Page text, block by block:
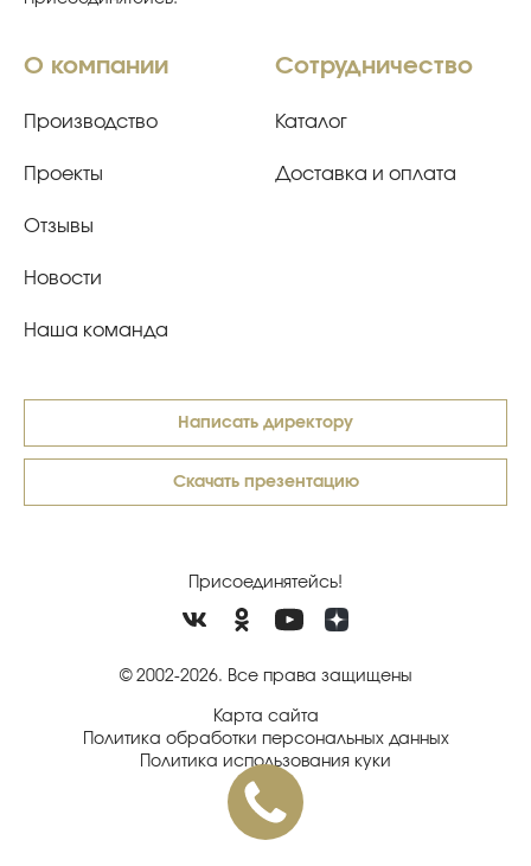
О компании
Производство
Проекты
Отзывы
Новости
Наша команда
Сотрудничество
Каталог
Доставка и оплата
Написать директору
Скачать презентацию
Присоединятейсь!
© 2002-2026. Все права защищены
Карта сайта
Политика обработки персональных данных
Политика использования куки